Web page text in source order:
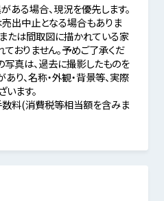
る場合、現況を優先します。
出中止となる場合もありま
または間取図に描かれている家
おりません。予めご了承くだ
真は、過去に撮影したものを
り、名称・外観・背景等、実際
ます。
料(消費税等相当額を含みま